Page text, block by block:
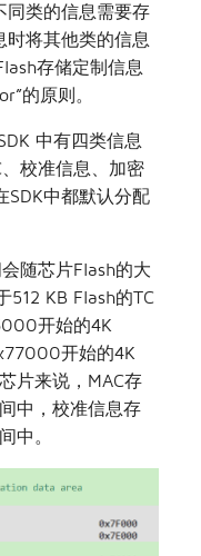
同类的信息需要存
时将其他类的信息
存储定制信息
的原则。
中有四类信息
校准信息、加密
SDK中都默认分配
随芯片Flash的大
512 KB Flash的TC
开始的4K
开始的4K
片来说，MAC存
中，校准信息存
中。